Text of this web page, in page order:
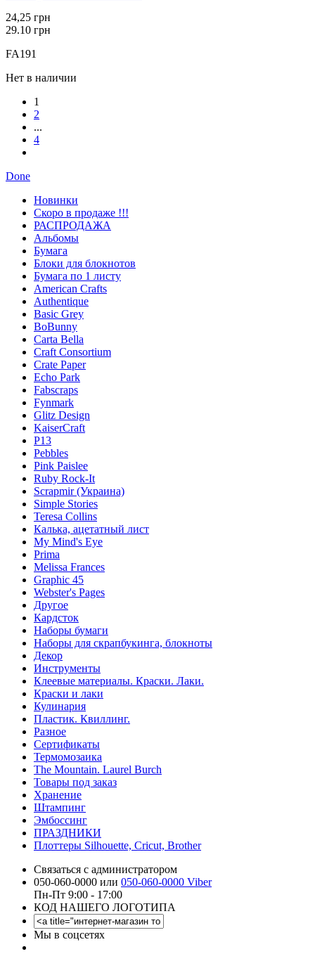
24,25 грн
29.10 грн
FA191
Нет в наличии
1
2
...
4
Done
Новинки
Скоро в продаже !!!
РАСПРОДАЖА
Альбомы
Бумага
Блоки для блокнотов
Бумага по 1 листу
American Crafts
Authentique
Basic Grey
BoBunny
Carta Bella
Craft Consortium
Crate Paper
Echo Park
Fabscraps
Fynmark
Glitz Design
KaiserCraft
P13
Pebbles
Pink Paislee
Ruby Rock-It
Scrapmir (Украина)
Simple Stories
Teresa Collins
Калька, ацетатный лист
My Mind's Eye
Prima
Melissa Frances
Graphic 45
Webster's Pages
Другое
Кардсток
Наборы бумаги
Наборы для скрапбукинга, блокноты
Декор
Инструменты
Клеевые материалы. Краски. Лаки.
Краски и лаки
Кулинария
Пластик. Квиллинг.
Разное
Сертификаты
Термомозаика
The Mountain. Laurel Burch
Товары под заказ
Хранение
Штампинг
Эмбоссинг
ПРАЗДНИКИ
Плоттеры Silhouette, Cricut, Brother
Связаться с администратором
050-060-0000 или 050-060-0000 Viber
Пн-Пт 9:00 - 17:00
КОД НАШЕГО ЛОГОТИПА
Мы в соцсетях